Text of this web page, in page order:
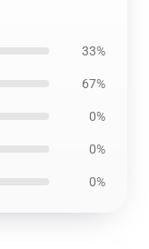
33%
67%
0%
0%
0%